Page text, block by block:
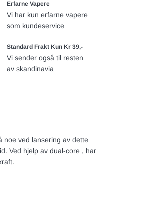
Erfarne Vapere
Vi har kun erfarne vapere
som kundeservice
Standard Frakt Kun Kr 39,-
Vi sender også til resten
av skandinavia
noe ved lansering av dette
Ved hjelp av dual-core , har